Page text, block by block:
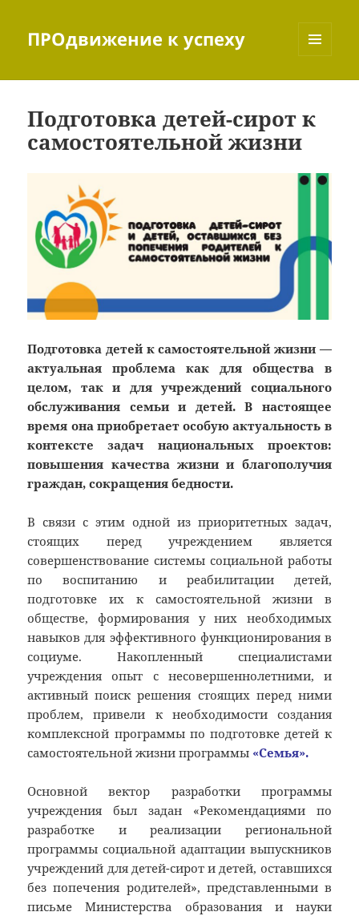
ПРОдвижение к успеху
Подготовка детей-сирот к
самостоятельной жизни
Подготовка детей к самостоятельной жизни —
актуальная проблема как для общества в
целом, так и для учреждений социального
обслуживания семьи и детей. В настоящее
время она приобретает особую актуальность в
контексте задач национальных проектов:
повышения качества жизни и благополучия
граждан, сокращения бедности.
В связи с этим одной из приоритетных задач,
стоящих перед учреждением является
совершенствование системы социальной работы
по воспитанию и реабилитации детей,
подготовке их к самостоятельной жизни в
обществе, формирования у них необходимых
навыков для эффективного функционирования в
социуме. Накопленный специалистами
учреждения опыт с несовершеннолетними, и
активный поиск решения стоящих перед ними
проблем, привели к необходимости создания
комплексной программы по подготовке детей к
самостоятельной жизни программы «Семья».
Основной вектор разработки программы
учреждения был задан «Рекомендациями по
разработке и реализации региональной
программы социальной адаптации выпускников
учреждений для детей-сирот и детей, оставшихся
без попечения родителей», представленными в
письме Министерства образования и науки